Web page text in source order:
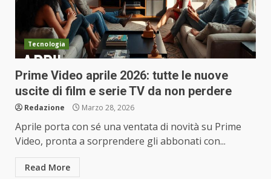
Tecnologia
Prime Video aprile 2026: tutte le nuove
uscite di film e serie TV da non perdere
Redazione Marzo 28, 2026
Aprile porta con sé una ventata di novità su Prime
Video, pronta a sorprendere gli abbonati con...
Read More